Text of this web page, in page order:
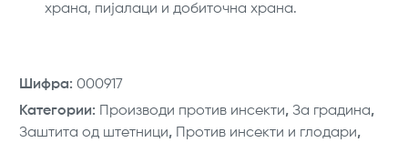
храна, пијалаци и добиточна храна.
Шифра: 000917
Категории: Производи против инсекти, За градина,
Заштита од штетници, Против инсекти и глодари,